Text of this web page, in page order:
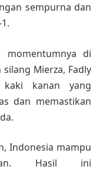
sempurna dan
momentumnya di
Mierza, Fadly
kaki kanan yang
dan memastikan
Indonesia mampu
Hasil ini